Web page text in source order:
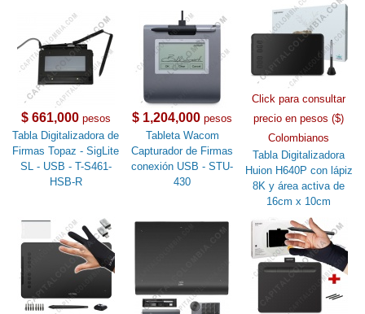
$ 661,000pesos
Tabla Digitalizadora de
Firmas Topaz - SigLite
SL - USB - T-S461-
HSB-R
$ 1,204,000 pesos
Tableta Wacom
Capturador de Firmas
conexión USB - STU-
430
Click para consultar
precio en pesos ($)
Colombianos
Tabla Digitalizadora
Huion H640P con lápiz
8K y área activa de
16cm x 10cm